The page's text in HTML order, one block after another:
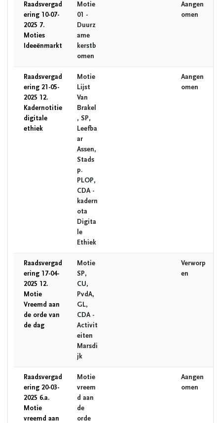
Raadsvergad
ering 10-07-
2025 7.
Moties
Ideeënmarkt
Motie
01 -
Duurz
ame
kerstb
omen
Aangen
omen
Raadsvergad
ering 21-05-
2025 12.
Kadernotitie
digitale
ethiek
Motie
Lijst
Van
Brakel
, SP,
Leefba
ar
Assen,
Stads
p.
PLOP,
CDA -
kadern
ota
Digita
le
Ethiek
Aangen
omen
Raadsvergad
ering 17-04-
2025 12.
Motie
Vreemd aan
de orde van
de dag
Motie
SP,
CU,
PvdA,
GL,
CDA -
Activit
eiten
Marsdi
jk
Verworp
en
Raadsvergad
ering 20-03-
2025 6.a.
Motie
vreemd aan
Motie
vreem
d aan
de
orde
Aangen
omen